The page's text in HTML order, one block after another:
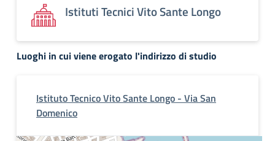
Istituti Tecnici Vito Sante Longo
Luoghi in cui viene erogato l'indirizzo di studio
Istituto Tecnico Vito Sante Longo - Via San
Domenico